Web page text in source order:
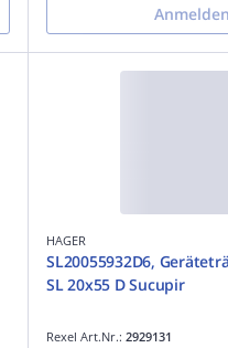
Anmelden
HAGER
SL20055932D6,
SL 20x55 D Sucupir
Rexel Art.Nr.: 2929131